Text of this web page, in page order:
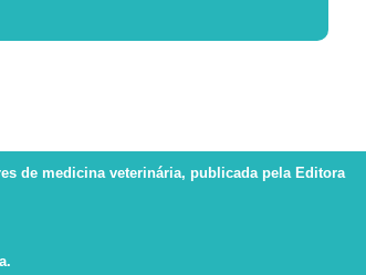
de medicina veterinária, publicada pela Editora